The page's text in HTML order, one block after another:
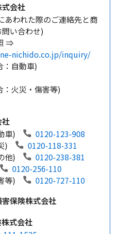
会社
われた際のご連絡先と商
い合わせ)
⇒
nichido.co.jp/inquiry/
：自動車)
：火災・傷害等)
車)
0120-123-908
)
0120-118-331
他)
0120-238-381
0120-256-110
等)
0120-727-110
保険株式会社
式会社